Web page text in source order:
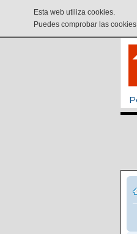
Esta web utiliza cookies.
Puedes comprobar las